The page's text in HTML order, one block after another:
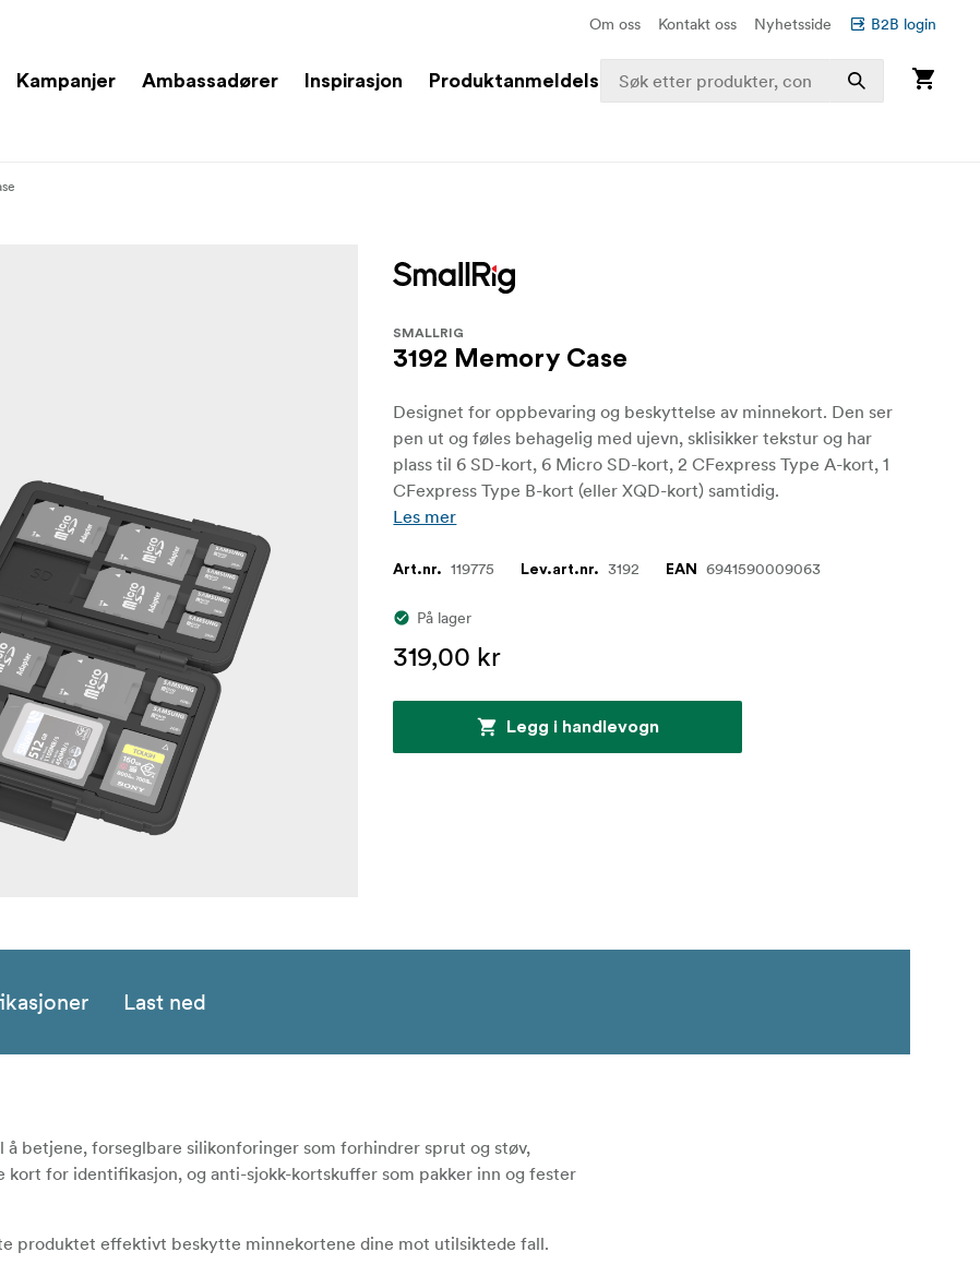
Om oss Kontakt oss Nyhetsside B2B login
Kampanjer Ambassadører Inspirasjon Produktanmeldelser
SMALLRIG
3192 Memory Case
Designet for oppbevaring og beskyttelse av minnekort. Den ser
pen ut og føles behagelig med ujevn, sklisikker tekstur og har
plass til 6 SD-kort, 6 Micro SD-kort, 2 CFexpress Type A-kort, 1
CFexpress Type B-kort (eller XQD-kort) samtidig.
Les mer
Art.nr. 119775 Lev.art.nr. 3192 EAN 6941590009063
På lager
319,00 kr
Legg i handlevogn
Last ned
å betjene, forseglbare silikonforinger som forhindrer sprut og støv,
for identifikasjon, og anti-sjokk-kortskuffer som pakker inn og fester
produktet effektivt beskytte minnekortene dine mot utilsiktede fall.